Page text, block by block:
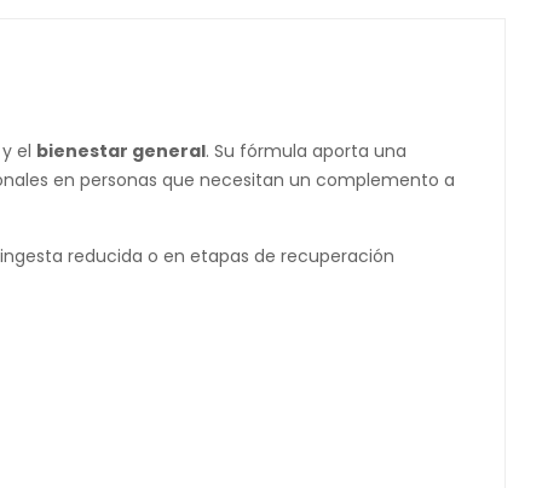
y el bienestar general. Su fórmula aporta una
en personas que necesitan un complemento a
reducida o en etapas de recuperación